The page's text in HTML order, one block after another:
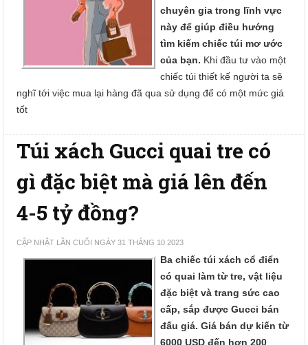
chuyên gia trong lĩnh vực
này để giúp điều hướng
tìm kiếm chiếc túi mơ ước
của bạn. Khi đầu tư vào một
chiếc túi thiết kế người ta sẽ
nghĩ tới việc mua lại hàng đã qua sử dụng để có một mức giá
tốt
Túi xách Gucci quai tre có
gì đặc biệt mà giá lên đến
4-5 tỷ đồng?
CẬP NHẬT LẦN CUỐI NGÀY 31 THÁNG 10 2023
Ba chiếc túi xách cổ điển
có quai làm từ tre, vật liệu
đặc biệt và trang sức cao
cấp, sắp được Gucci bán
đấu giá. Giá bán dự kiến từ
6000 USD đến hơn 200